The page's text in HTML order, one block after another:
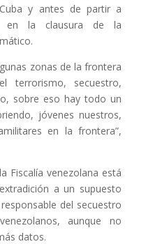
y antes de partir a
en la clausura de la
zonas de la frontera
secuestro,
sobre eso hay todo un
jóvenes nuestros,
en la frontera”,
Fiscalía venezolana está
a un supuesto
del secuestro
aunque no
datos.